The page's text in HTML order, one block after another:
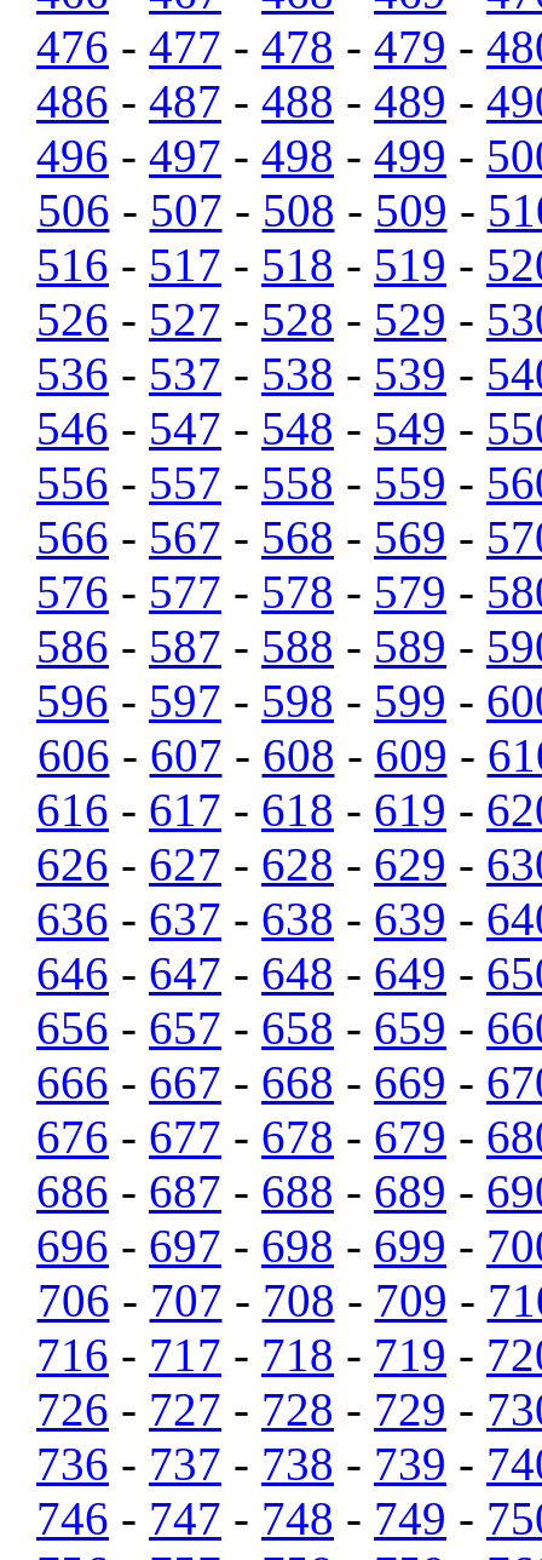
476 - 477 - 478 - 479 -
486 - 487 - 488 - 489 -
496 - 497 - 498 - 499 -
506 - 507 - 508 - 509 -
516 - 517 - 518 - 519 -
526 - 527 - 528 - 529 -
536 - 537 - 538 - 539 -
546 - 547 - 548 - 549 -
556 - 557 - 558 - 559 -
566 - 567 - 568 - 569 -
576 - 577 - 578 - 579 -
586 - 587 - 588 - 589 -
596 - 597 - 598 - 599 -
606 - 607 - 608 - 609 -
616 - 617 - 618 - 619 -
626 - 627 - 628 - 629 -
636 - 637 - 638 - 639 -
646 - 647 - 648 - 649 -
656 - 657 - 658 - 659 -
666 - 667 - 668 - 669 -
676 - 677 - 678 - 679 -
686 - 687 - 688 - 689 -
696 - 697 - 698 - 699 -
706 - 707 - 708 - 709 -
716 - 717 - 718 - 719 -
726 - 727 - 728 - 729 -
736 - 737 - 738 - 739 -
746 - 747 - 748 - 749 -